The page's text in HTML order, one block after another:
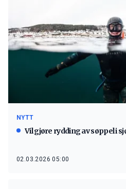
NYTT
Vil gjøre rydding av søppel i
02.03.2026 05:00